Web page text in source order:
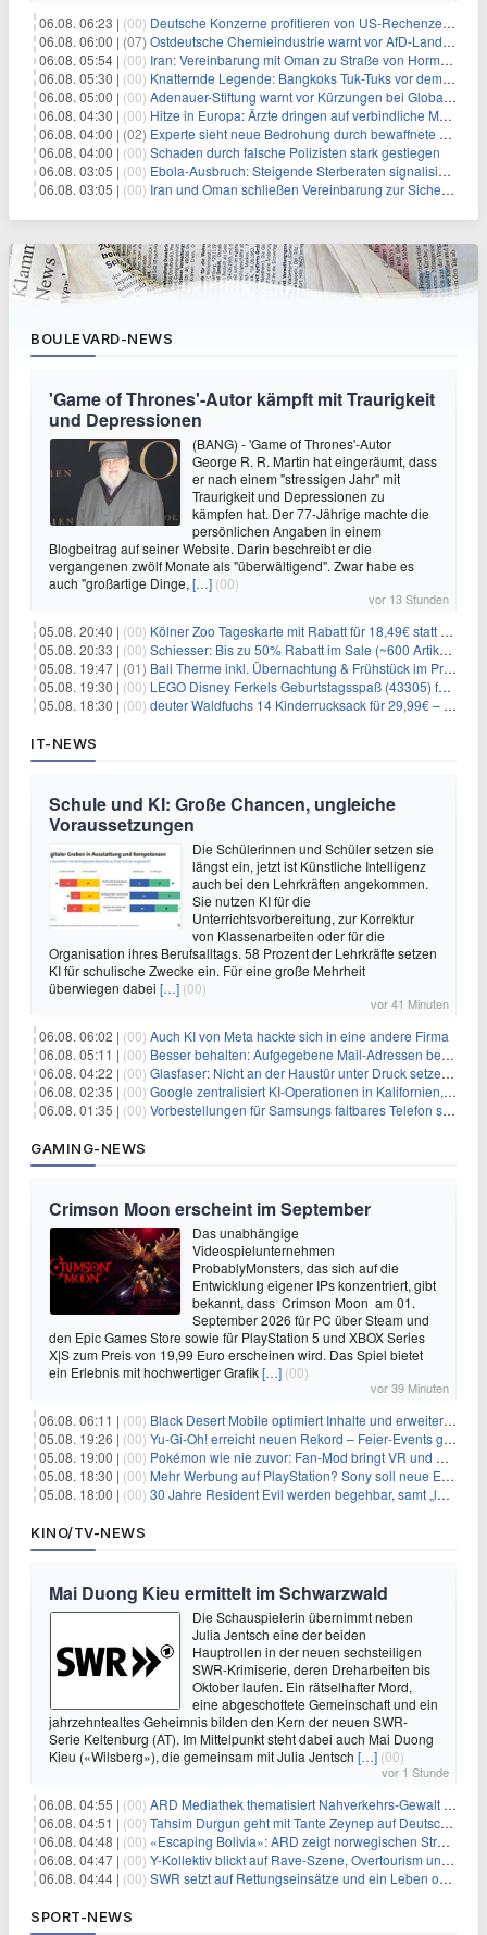
06.08. 06:23 | (00) Deutsche Konzerne profitieren von US-Rechenzentrums-Boom
06.08. 06:00 | (07) Ostdeutsche Chemieindustrie warnt vor AfD-Landesregierung
06.08. 05:54 | (00) Iran: Vereinbarung mit Oman zu Straße von Hormus fast fertig
06.08. 05:30 | (00) Knatternde Legende: Bangkoks Tuk-Tuks vor dem Aus?
06.08. 05:00 | (00) Adenauer-Stiftung warnt vor Kürzungen bei Globaler Gesundheit
06.08. 04:30 | (00) Hitze in Europa: Ärzte dringen auf verbindliche Maßnahmen
06.08. 04:00 | (02) Experte sieht neue Bedrohung durch bewaffnete Drohnen
06.08. 04:00 | (00) Schaden durch falsche Polizisten stark gestiegen
06.08. 03:05 | (00) Ebola-Ausbruch: Steigende Sterberaten signalisieren dringenden Bedarf an verbesserter Gesundheitsinfrastruktur
06.08. 03:05 | (00) Iran und Oman schließen Vereinbarung zur Sicherung des Schiffsverkehrs durch die Straße von Hormuz
BOULEVARD-NEWS
'Game of Thrones'-Autor kämpft mit Traurigkeit
und Depressionen
(BANG) - 'Game of Thrones'-Autor
George R. R. Martin hat eingeräumt, dass
er nach einem "stressigen Jahr" mit
Traurigkeit und Depressionen zu
kämpfen hat. Der 77-Jährige machte die
persönlichen Angaben in einem
Blogbeitrag auf seiner Website. Darin beschreibt er die
vergangenen zwölf Monate als "überwältigend". Zwar habe es
auch "großartige Dinge, […] (00)
vor 13 Stunden
05.08. 20:40 | (00) Kölner Zoo Tageskarte mit Rabatt für 18,49€ statt 29,50€ – einlösbar bis Dezember
05.08. 20:33 | (00) Schiesser: Bis zu 50% Rabatt im Sale (~600 Artikel zur Auswahl)
05.08. 19:47 | (01) Bali Therme inkl. Übernachtung & Frühstück im Premium Hotel (Bad Oeynhausen) ab 89€ p.P.
05.08. 19:30 | (00) LEGO Disney Ferkels Geburtstagsspaß (43305) für 29,10€
05.08. 18:30 | (00) deuter Waldfuchs 14 Kinderrucksack für 29,99€ – Amber-maple
IT-NEWS
Schule und KI: Große Chancen, ungleiche
Voraussetzungen
Die Schülerinnen und Schüler setzen sie
längst ein, jetzt ist Künstliche Intelligenz
auch bei den Lehrkräften angekommen.
Sie nutzen KI für die
Unterrichtsvorbereitung, zur Korrektur
von Klassenarbeiten oder für die
Organisation ihres Berufsalltags. 58 Prozent der Lehrkräfte setzen
KI für schulische Zwecke ein. Für eine große Mehrheit
überwiegen dabei […] (00)
vor 41 Minuten
06.08. 06:02 | (00) Auch KI von Meta hackte sich in eine andere Firma
06.08. 05:11 | (00) Besser behalten: Aufgegebene Mail-Adressen bergen Gefahren
06.08. 04:22 | (00) Glasfaser: Nicht an der Haustür unter Druck setzen lassen
06.08. 02:35 | (00) Google zentralisiert KI-Operationen in Kalifornien, um Rivale Anthropic und OpenAI zu überholen
06.08. 01:35 | (00) Vorbestellungen für Samsungs faltbares Telefon steigen um 30 % in einem wettbewerbsintensiven Markt
GAMING-NEWS
Crimson Moon erscheint im September
Das unabhängige
Videospielunternehmen
ProbablyMonsters, das sich auf die
Entwicklung eigener IPs konzentriert, gibt
bekannt, dass Crimson Moon am 01.
September 2026 für PC über Steam und
den Epic Games Store sowie für PlayStation 5 und XBOX Series
X|S zum Preis von 19,99 Euro erscheinen wird. Das Spiel bietet
ein Erlebnis mit hochwertiger Grafik[…] (00)
vor 39 Minuten
06.08. 06:11 | (00) Black Desert Mobile optimiert Inhalte und erweitert Treasure Access
05.08. 19:26 | (00) Yu‑Gi‑Oh! erreicht neuen Rekord – Feier‑Events gestartet
05.08. 19:00 | (00) Pokémon wie nie zuvor: Fan-Mod bringt VR und Ego-Perspektive nach Kanto
05.08. 18:30 | (00) Mehr Werbung auf PlayStation? Sony soll neue Einnahmequellen prüfen
05.08. 18:00 | (00) 30 Jahre Resident Evil werden begehbar, samt „lebensgroßem Leon“
KINO/TV-NEWS
Mai Duong Kieu ermittelt im Schwarzwald
Die Schauspielerin übernimmt neben
Julia Jentsch eine der beiden
Hauptrollen in der neuen sechsteiligen
SWR-Krimiserie, deren Dreharbeiten bis
Oktober laufen. Ein rätselhafter Mord,
eine abgeschottete Gemeinschaft und ein
jahrzehntealtes Geheimnis bilden den Kern der neuen SWR-
Serie Keltenburg (AT). Im Mittelpunkt steht dabei auch Mai Duong
Kieu («Wilsberg»), die gemeinsam mit Julia Jentsch […] (00)
vor 1 Stunde
06.08. 04:55 | (00) ARD Mediathek thematisiert Nahverkehrs-Gewalt und Soldatinnen
06.08. 04:51 | (00) Tahsim Durgun geht mit Tante Zeynep auf Deutschlandreise
06.08. 04:48 | (00) «Escaping Bolivia»: ARD zeigt norwegischen Streaminghit
06.08. 04:47 | (00) Y-Kollektiv blickt auf Rave-Szene, Overtourism und Pokémon-Kult
06.08. 04:44 | (00) SWR setzt auf Rettungseinsätze und ein Leben ohne Smartphone
SPORT-NEWS